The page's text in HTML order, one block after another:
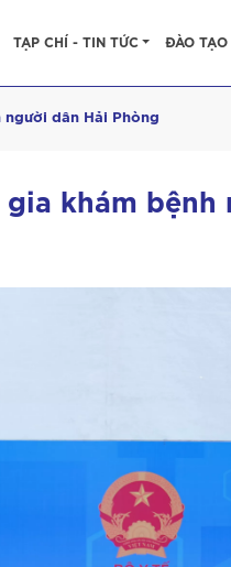
TẠP CHÍ - TIN TỨC ĐÀO TẠO
người dân Hải Phòng
khám